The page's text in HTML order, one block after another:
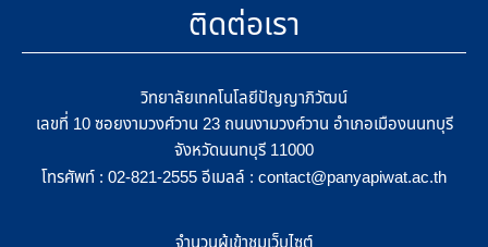
ติดต่อเรา
วิทยาลัยเทคโนโลยีปัญญาภิวัฒน์
เลขที่ 10 ซอยงามวงศ์วาน 23 ถนนงามวงศ์วาน อำเภอเมืองนนทบุรี
จังหวัดนนทบุรี 11000
โทรศัพท์ : 02-821-2555 อีเมลล์ : contact@panyapiwat.ac.th